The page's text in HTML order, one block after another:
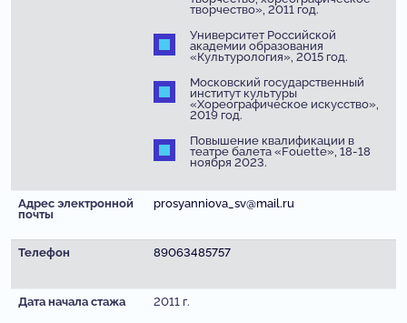
творчество», 2011 год.
Университет Российской
академии образования
«Культурология», 2015 год.
Московский государственный
институт культуры
«Хореографическое искусство»,
2019 год.
Повышение квалификации в
театре балета «Fouette», 18-18
ноября 2023.
Адрес электронной
почты
prosyanniova_sv@mail.ru
Телефон 89063485757
Дата начала стажа 2011 г.